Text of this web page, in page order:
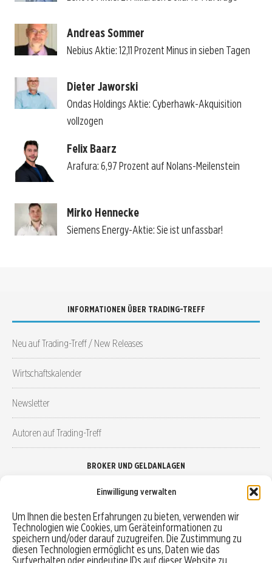
Einwilligung verwalten
Um Ihnen die besten Erfahrungen zu bieten, verwenden wir
Technologien wie Cookies, um Geräteinformationen zu
speichern und/oder darauf zuzugreifen. Die Zustimmung zu
diesen Technologien ermöglicht es uns, Daten wie das
Surfverhalten oder eindeutige IDs auf dieser Website zu
Andreas Sommer
Nebius Aktie: 12,11 Prozent Minus in sieben Tagen
Dieter Jaworski
Ondas Holdings Aktie: Cyberhawk-Akquisition
vollzogen
Felix Baarz
Arafura: 6,97 Prozent auf Nolans-Meilenstein
Mirko Hennecke
Siemens Energy-Aktie: Sie ist unfassbar!
INFORMATIONEN ÜBER TRADING-TREFF
Neu auf Trading-Treff / New Releases
Wirtschaftskalender
Newsletter
Autoren auf Trading-Treff
BROKER UND GELDANLAGEN
Robo-Advisor vergleichen
Depotvergleich